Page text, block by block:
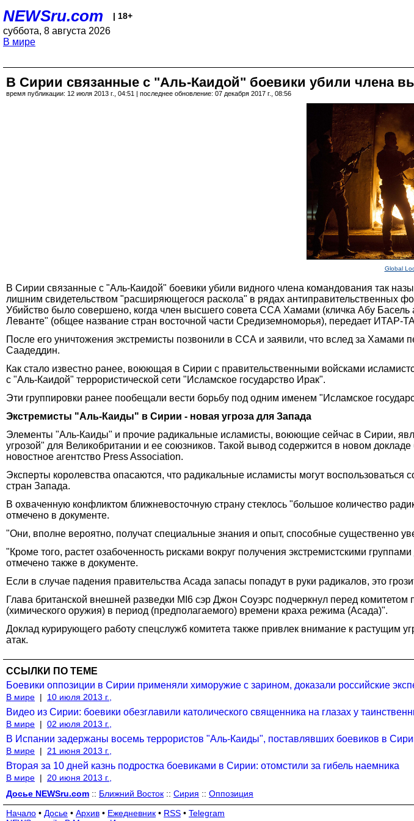
NEWSru.com | 18+
суббота, 8 августа 2026
В мире
В Сирии связанные с "Аль-Каидой" боевики убили члена
время публикации: 12 июля 2013 г., 04:51 | последнее обновление: 07 декабря 2017 г., 08:56
Global
В Сирии связанные с "Аль-Каидой" боевики убили видного члена командования так
лишним свидетельством "расширяющегося раскола" в рядах антиправительственных
Убийство было совершено, когда член высшего совета ССА Хамами (кличка Абу
Леванте" (общее название стран восточной части Средиземноморья), передает ИТАР-
После его уничтожения экстремисты позвонили в ССА и заявили, что вслед за
Саадеддин.
Как стало известно ранее, воюющая в Сирии с правительственными войсками
с "Аль-Каидой" террористической сети "Исламское государство Ирак".
Эти группировки ранее пообещали вести борьбу под одним именем "Исламское
Экстремисты "Аль-Каиды" в Сирии - новая угроза для Запада
Элементы "Аль-Каиды" и прочие радикальные исламисты, воюющие сейчас в Сирии,
угрозой" для Великобритании и ее союзников. Такой вывод содержится в новом
новостное агентство Press Association.
Эксперты королевства опасаются, что радикальные исламисты могут
стран Запада.
В охваченную конфликтом ближневосточную страну стеклось "большое количество
отмечено в документе.
"Они, вполне вероятно, получат специальные знания и опыт, способные существенно
"Кроме того, растет озабоченность рисками вокруг получения экстремистскими
отмечено также в документе.
Если в случае падения правительства Асада запасы попадут в руки радикалов, это
Глава британской внешней разведки MI6 сэр Джон Соуэрс подчеркнул перед
(химического оружия) в период (предполагаемого) времени краха режима (Асада)".
Доклад курирующего работу спецслужб комитета также привлек внимание к растущим
атак.
ССЫЛКИ ПО ТЕМЕ
Боевики оппозиции в Сирии применяли химоружие с зарином, доказали российские
В мире | 10 июля 2013 г.,
Видео из Сирии: боевики обезглавили католического священника на глазах у
В мире | 02 июля 2013 г.,
В Испании задержаны восемь террористов "Аль-Каиды", поставлявших боевиков в
В мире | 21 июня 2013 г.,
Вторая за 10 дней казнь подростка боевиками в Сирии: отомстили за гибель наемника
В мире |
20 июня 2013 г.,
Досье NEWSru.com :: Ближний Восток :: Сирия :: Оппозиция
Начало • Досье • Архив • Ежедневник • RSS • Telegram